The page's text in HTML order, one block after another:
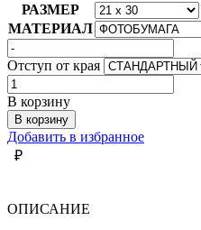
РАЗМЕР
МАТЕРИАЛ
Отступ от края
Количество
товара
БУЛЬДОГ
В
ВАННОЙ
В корзину
В корзину
Добавить в избранное
₽
ОПИСАНИЕ